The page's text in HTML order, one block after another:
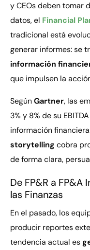
y CEOs deben tomar
datos, el Financial
tradicional está
generar informes: se
información
que impulsen la
SegúnGartner, las
3% y 8% de su
información
storytelling cobra
de forma clara,
De FP&R a FP&A
las Finanzas
En el pasado, los
producir reportes
tendencia actual es